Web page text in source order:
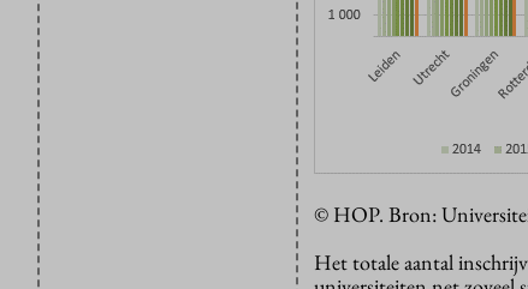
© HOP. Bron:
Het totale aantal